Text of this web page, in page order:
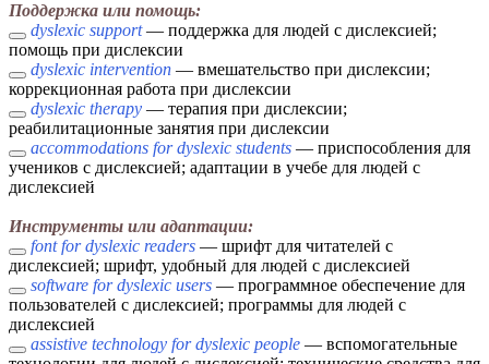
Поддержка или помощь:
dyslexic support— поддержка для людей с дислексией;
помощь при дислексии
dyslexic intervention — вмешательство при дислексии;
коррекционная работа при дислексии
dyslexic therapy — терапия при дислексии;
реабилитационные занятия при дислексии
accommodations for dyslexic students — приспособления для
учеников с дислексией; адаптации в учебе для людей с
дислексией
Инструменты или адаптации:
font for dyslexic readers — шрифт для читателей с
дислексией; шрифт, удобный для людей с дислексией
software for dyslexic users — программное обеспечение для
пользователей с дислексией; программы для людей с
дислексией
assistive technology for dyslexic people — вспомогательные